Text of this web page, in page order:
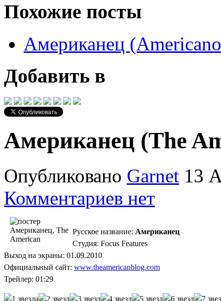
Похожие посты
Американец
Добавить в
Американец (The
Опубликовано Garnet 13
Комментариев нет
Русское название: Американец
Студия: Focus Features
Выход на экраны: 01.09.2010
Официальный сайт: www.theamericanblog.com
Трейлер: 01:29